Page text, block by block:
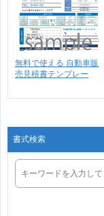
無料で使える 自動車販
売見積書テンプレー
書式検索